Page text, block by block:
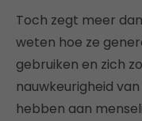
Toch zegt meer
weten hoe ze
gebruiken en zich
nauwkeurigheid
hebben aan